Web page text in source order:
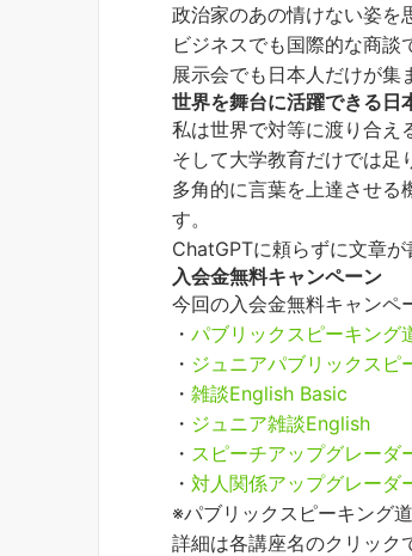
政治家のあの情けない姿を
ビジネスでも国際的な商談
展示会でも日本人だけが集
世界を舞台に活躍できる日
私は世界で対等に渡り合え
そして大学教育だけでは足
多角的に言葉を上達させる
す。
ChatGPTに頼らずに文章が
入会金無料キャンペーン
今回の入会金無料キャンペ
・パブリックスピーキング
・ ジュニアパブリックスピ
・雑談English Basic
・ ジュニア雑談English
・ スピーチアップグレーダ
・対人関係アップグレーダ
※パブリックスピーキング
詳細は各講座名のクリック